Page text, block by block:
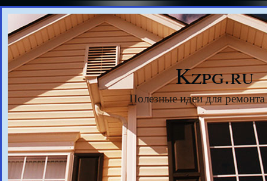
Kzpg.ru
Полезные идеи для